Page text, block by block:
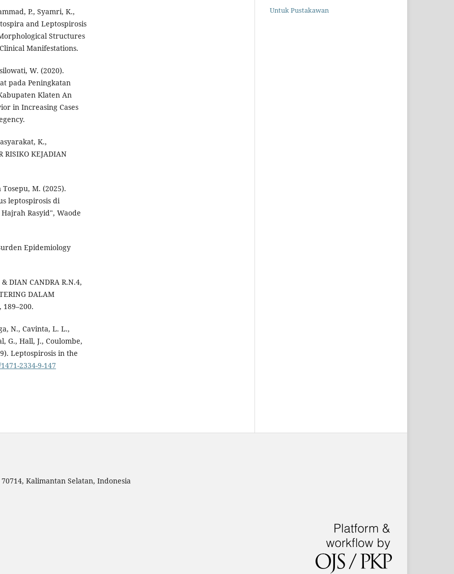
P., Syamri, K.,
and Leptospirosis
Structures
Manifestations.
W. (2020).
pada Peningkatan
Klaten An
in Increasing Cases
K.,
RISIKO KEJADIAN
M. (2025).
leptospirosis di
Rasyid", Waode
Epidemiology
DIAN CANDRA R.N.4,
DALAM
189–200.
N., Cavinta, L. L.,
G., Hall, J., Coulombe,
Leptospirosis in the
2334-9-147
Untuk Pustakawan
Kalimantan Selatan, Indonesia